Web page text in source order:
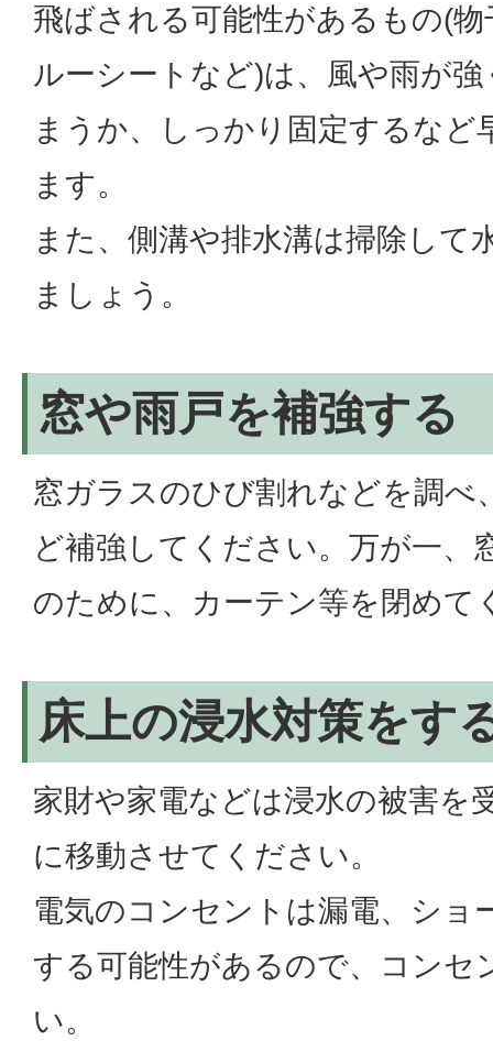
飛ばされる可能性があるもの(
ルーシートなど)は、風や雨が
まうか、しっかり固定するなど
ます。
また、側溝や排水溝は掃除して
ましょう。
窓や雨戸を補強する
窓ガラスのひび割れなどを調べ
ど補強してください。万が一、
のために、カーテン等を閉めて
床上の浸水対策をす
家財や家電などは浸水の被害を
に移動させてください。
電気のコンセントは漏電、ショ
する可能性があるので、コンセ
い。